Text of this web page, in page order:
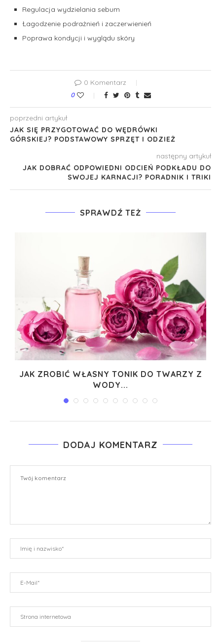
Regulacja wydzielania sebum
Łagodzenie podrażnień i zaczerwienień
Poprawa kondycji i wyglądu skóry
0 Komentarz
0
poprzedni artykuł
JAK SIĘ PRZYGOTOWAĆ DO WĘDRÓWKI
GÓRSKIEJ? PODSTAWOWY SPRZĘT I ODZIEŻ
następny artykuł
JAK DOBRAĆ ODPOWIEDNI ODCIEŃ PODKŁADU DO
SWOJEJ KARNACJI? PORADNIK I TRIKI
SPRAWDŹ TEŻ
JAK ZROBIĆ WŁASNY TONIK DO TWARZY Z
WODY...
DODAJ KOMENTARZ